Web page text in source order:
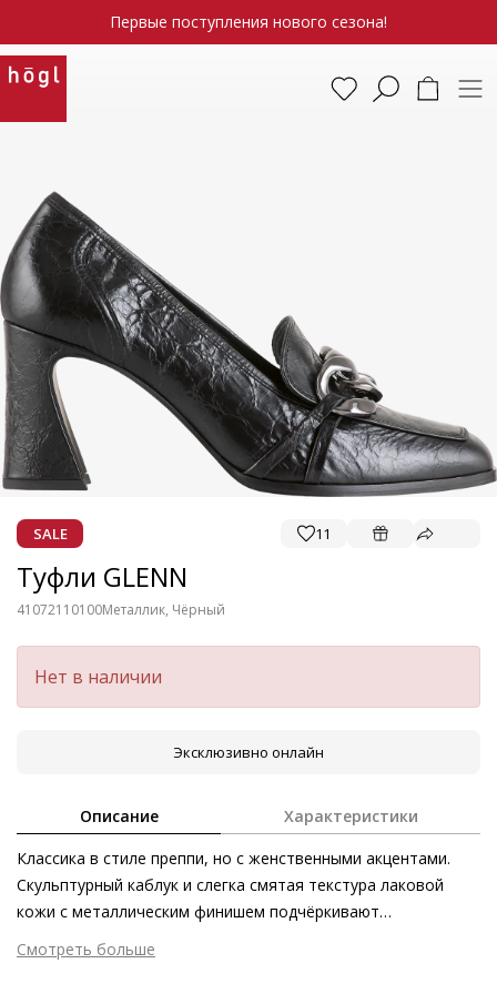
Первые поступления нового сезона!
SALE 11
Туфли GLENN
41072110100Металлик, Чёрный
Нет в наличии
Эксклюзивно онлайн
Описание Характеристики
Классика в стиле преппи, но с женственными акцентами.
Скульптурный каблук и слегка смятая текстура лаковой
кожи с металлическим финишем подчёркивают
уникальность силуэта, а роскошная золотистая цепь в
качестве декоративного элемента акцентирует внимание
Смотреть больше